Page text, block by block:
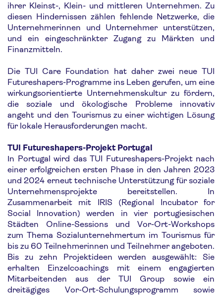
ihrer Kleinst-, Klein- und mittleren Unternehmen. Zu
diesen Hindernissen zählen fehlende Netzwerke, die
Unternehmerinnen und Unternehmer unterstützen,
und ein eingeschränkter Zugang zu Märkten und
Finanzmitteln.
Die TUI Care Foundation hat daher zwei neue TUI
Futureshapers-Programme ins Leben gerufen, um eine
wirkungsorientierte Unternehmenskultur zu fördern,
die soziale und ökologische Probleme innovativ
angeht und den Tourismus zu einer wichtigen Lösung
für lokale Herausforderungen macht.
TUI Futureshapers-Projekt Portugal
Ιn Portugal wird das TUI Futureshapers-Projekt nach
einer erfolgreichen ersten Phase in den Jahren 2023
und 2024 erneut technische Unterstützung für soziale
Unternehmensprojekte bereitstellen. In
Zusammenarbeit mit IRIS (Regional Incubator for
Social Innovation) werden in vier portugiesischen
Städten Online-Sessions und Vor-Ort-Workshops
zum Thema Sozialunternehmertum im Tourismus für
bis zu 60 Teilnehmerinnen und Teilnehmer angeboten.
Bis zu zehn Projektideen werden ausgewählt: Sie
erhalten Einzelcoachings mit einem engagierten
Mitarbeitenden aus der TUI Group sowie ein
dreitägiges Vor-Ort-Schulungsprogramm sowie